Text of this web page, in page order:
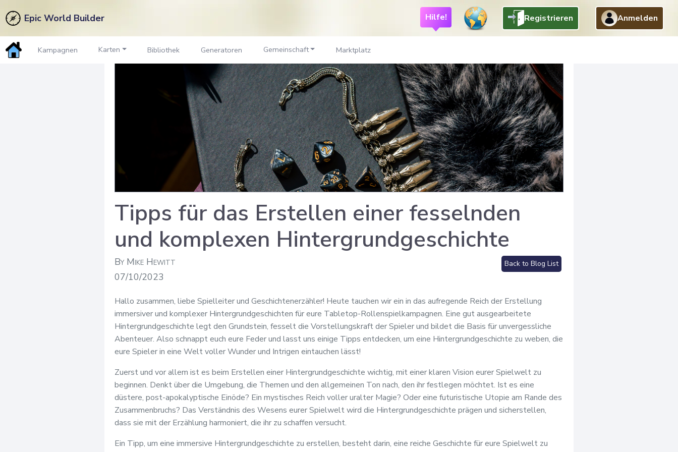
Epic World Builder Hilfe! Registrieren Anmelden
Kampagnen Karten Bibliothek Generatoren Gemeinschaft Marktplatz
Tipps für das Erstellen einer fesselnden
und komplexen Hintergrundgeschichte
By Mike Hewitt
07/10/2023
Back to Blog List
Hallo zusammen, liebe Spielleiter und Geschichtenerzähler! Heute tauchen wir ein in das aufregende Reich der Erstellung
immersiver und komplexer Hintergrundgeschichten für eure Tabletop-Rollenspielkampagnen. Eine gut ausgearbeitete
Hintergrundgeschichte legt den Grundstein, fesselt die Vorstellungskraft der Spieler und bildet die Basis für unvergessliche
Abenteuer. Also schnappt euch eure Feder und lasst uns einige Tipps entdecken, um eine Hintergrundgeschichte zu weben, die
eure Spieler in eine Welt voller Wunder und Intrigen eintauchen lässt!
Zuerst und vor allem ist es beim Erstellen einer Hintergrundgeschichte wichtig, mit einer klaren Vision eurer Spielwelt zu
beginnen. Denkt über die Umgebung, die Themen und den allgemeinen Ton nach, den ihr festlegen möchtet. Ist es eine
düstere, post-apokalyptische Einöde? Ein mystisches Reich voller uralter Magie? Oder eine futuristische Utopie am Rande des
Zusammenbruchs? Das Verständnis des Wesens eurer Spielwelt wird die Hintergrundgeschichte prägen und sicherstellen,
dass sie mit der Erzählung harmoniert, die ihr zu schaffen versucht.
Ein Tipp, um eine immersive Hintergrundgeschichte zu erstellen, besteht darin, eine reiche Geschichte für eure Spielwelt zu